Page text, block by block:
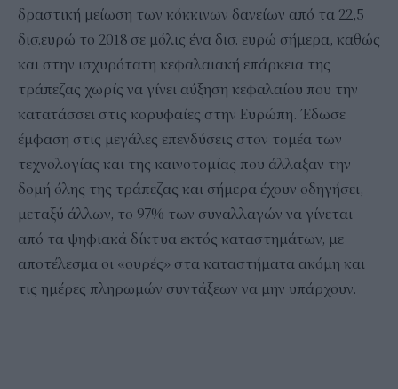
δραστική μείωση των κόκκινων δανείων από τα 22,5
δισ.ευρώ το 2018 σε μόλις ένα δισ. ευρώ σήμερα, καθώς
και στην ισχυρότατη κεφαλαιακή επάρκεια της
τράπεζας χωρίς να γίνει αύξηση κεφαλαίου που την
κατατάσσει στις κορυφαίες στην Ευρώπη. Έδωσε
έμφαση στις μεγάλες επενδύσεις στον τομέα των
τεχνολογίας και της καινοτομίας που άλλαξαν την
δομή όλης της τράπεζας και σήμερα έχουν οδηγήσει,
μεταξύ άλλων, το 97% των συναλλαγών να γίνεται
από τα ψηφιακά δίκτυα εκτός καταστημάτων, με
αποτέλεσμα οι «ουρές» στα καταστήματα ακόμη και
τις ημέρες πληρωμών συντάξεων να μην υπάρχουν.